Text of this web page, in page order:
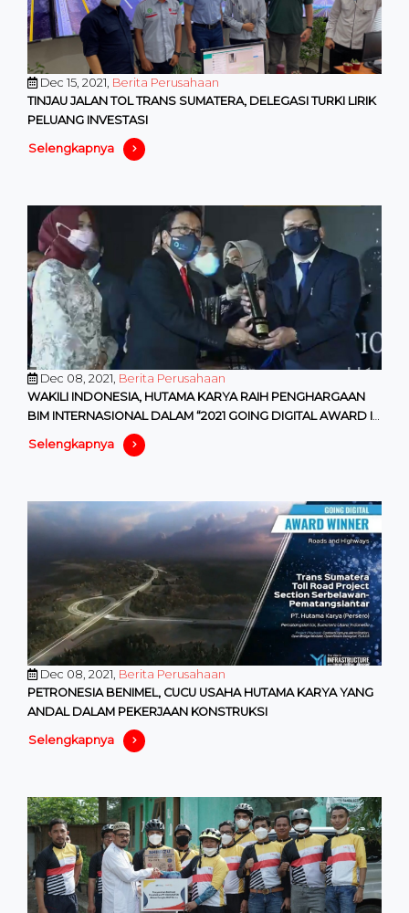
Dec 15, 2021, Berita Perusahaan
TINJAU JALAN TOL TRANS SUMATERA, DELEGASI TURKI LIRIK
PELUANG INVESTASI
Selengkapnya
Dec 08, 2021, Berita Perusahaan
WAKILI INDONESIA, HUTAMA KARYA RAIH PENGHARGAAN
BIM INTERNASIONAL DALAM “2021 GOING DIGITAL AWARD IN
INFRASTRUCTURE”
Selengkapnya
Dec 08, 2021, Berita Perusahaan
PETRONESIA BENIMEL, CUCU USAHA HUTAMA KARYA YANG
ANDAL DALAM PEKERJAAN KONSTRUKSI
Selengkapnya